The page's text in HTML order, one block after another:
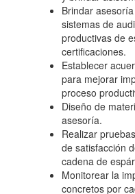
Brindar
sistemas de
productivas de
certificaciones.
Establecer
para mejorar
proceso
Diseño de
asesoría.
Realizar
de satisfacción
cadena de
Monitorear la
concretos por